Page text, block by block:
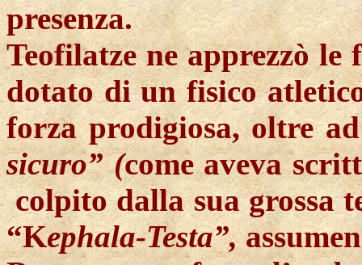
presenza.
Teofilatze ne apprezzò
dotato di un fisico
forza prodigiosa, oltre
sicuro” (come aveva
colpito dalla sua grossa
“Kephala-Testa”,